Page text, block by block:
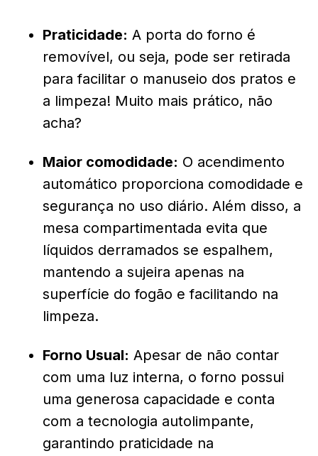
Praticidade: A porta do forno é
removível, ou seja, pode ser retirada
para facilitar o manuseio dos pratos e
a limpeza! Muito mais prático, não
acha?
Maior comodidade: O acendimento
automático proporciona comodidade e
segurança no uso diário. Além disso, a
mesa compartimentada evita que
líquidos derramados se espalhem,
mantendo a sujeira apenas na
superfície do fogão e facilitando na
limpeza.
Forno Usual: Apesar de não contar
com uma luz interna, o forno possui
uma generosa capacidade e conta
com a tecnologia autolimpante,
garantindo praticidade na